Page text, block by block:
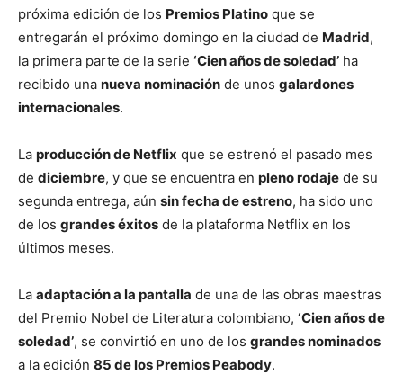
próxima edición de los Premios Platino que se
entregarán el próximo domingo en la ciudad de Madrid,
la primera parte de la serie ‘Cien años de soledad’ ha
recibido una nueva nominación de unos galardones
internacionales.
La producción de Netflix que se estrenó el pasado mes
de diciembre, y que se encuentra en pleno rodaje de su
segunda entrega, aún sin fecha de estreno, ha sido uno
de los grandes éxitos de la plataforma Netflix en los
últimos meses.
La adaptación a la pantalla de una de las obras maestras
del Premio Nobel de Literatura colombiano, ‘Cien años de
soledad’, se convirtió en uno de los grandes nominados
a la edición 85 de los Premios Peabody.